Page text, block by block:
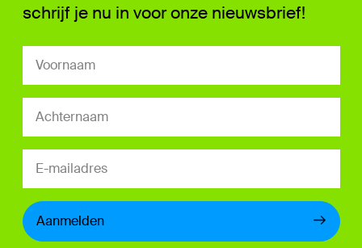
schrijf je nu in voor onze nieuwsbrief!
Aanmelden